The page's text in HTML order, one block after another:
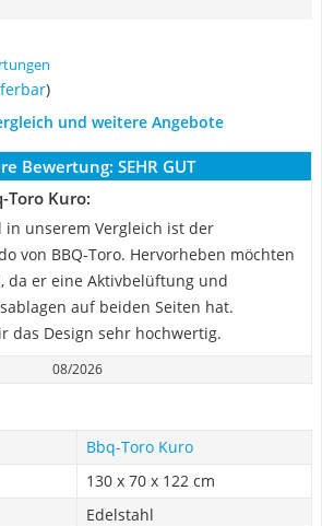
)
und weitere Angebote
Bewertung: SEHR GUT
Toro Kuro:
in unserem Vergleich ist der
von BBQ-Toro. Hervorheben möchten
da er eine Aktivbelüftung und
auf beiden Seiten hat.
das Design sehr hochwertig.
08/2026
‎Bbq-Toro Kuro
130 x 70 x 122 cm
Edelstahl